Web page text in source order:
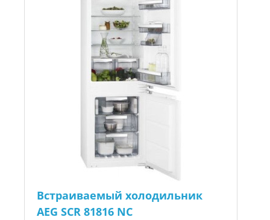
Встраиваемый холодильник
AEG SCR 81816 NC